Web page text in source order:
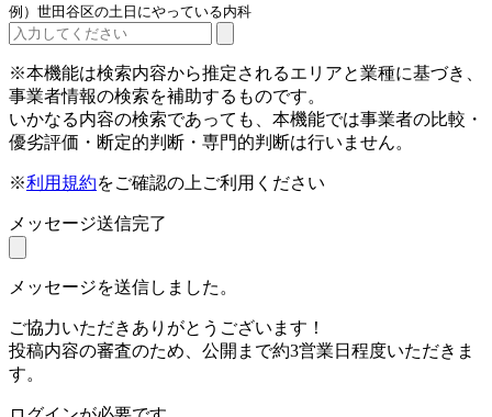
例）世田谷区の土日にやっている内科
※本機能は検索内容から推定されるエリアと業種に基づき、
事業者情報の検索を補助するものです。
いかなる内容の検索であっても、本機能では事業者の比較・
優劣評価・断定的判断・専門的判断は行いません。
※利用規約をご確認の上ご利用ください
メッセージ送信完了
メッセージを送信しました。
ご協力いただきありがとうございます！
投稿内容の審査のため、公開まで約3営業日程度いただきま
す。